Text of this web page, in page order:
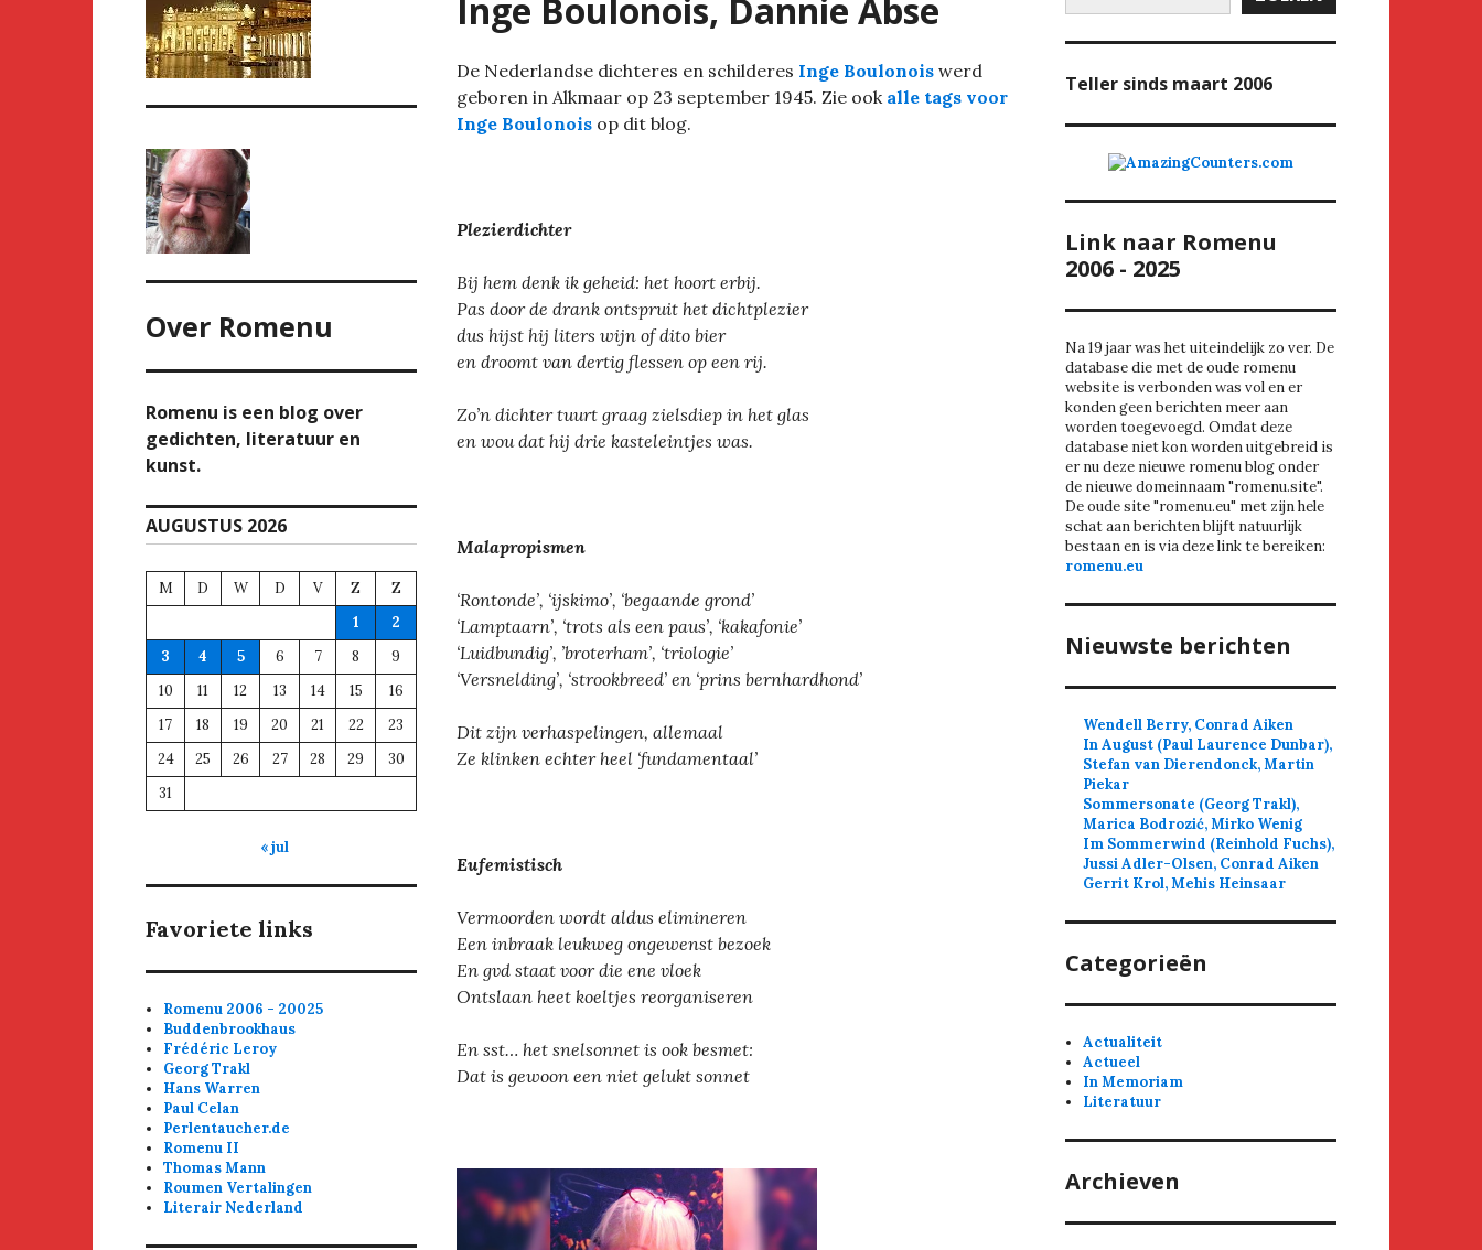
Inge Boulonois, Dannie Abse
De Nederlandse dichteres en schilderes Inge Boulonois werd
geboren in Alkmaar op 23 september 1945. Zie ook alle tags voor
Inge Boulonois op dit blog.
Plezierdichter
Bij hem denk ik geheid: het hoort erbij.
Pas door de drank ontspruit het dichtplezier
dus hijst hij liters wijn of dito bier
en droomt van dertig flessen op een rij.
Zo’n dichter tuurt graag zielsdiep in het glas
en wou dat hij drie kasteleintjes was.
Malapropismen
‘Rontonde’, ‘ijskimo’, ‘begaande grond’
‘Lamptaarn’, ‘trots als een paus’, ‘kakafonie’
‘Luidbundig’, ’broterham’, ‘triologie’
‘Versnelding’, ‘strookbreed’ en ‘prins bernhardhond’
Dit zijn verhaspelingen, allemaal
Ze klinken echter heel ‘fundamentaal’
Eufemistisch
Vermoorden wordt aldus elimineren
Een inbraak leukweg ongewenst bezoek
En gvd staat voor die ene vloek
Ontslaan heet koeltjes reorganiseren
En sst… het snelsonnet is ook besmet:
Dat is gewoon een niet gelukt sonnet
Over Romenu
Romenu is een blog over
gedichten, literatuur en
kunst.
AUGUSTUS 2026
M D W D V Z
Z
1
2
3
4 5 6 7 8
9
10
11 12 13 14 15
16
17
18 19 20 21 22
23
24
25 26 27 28 29
30
31
« jul
Favoriete links
Romenu 2006 - 20025
Buddenbrookhaus
Frédéric Leroy
Georg Trakl
Hans Warren
Paul Celan
Perlentaucher.de
Romenu II
Thomas Mann
Roumen Vertalingen
Literair Nederland
Teller sinds maart 2006
Link naar Romenu
2006 - 2025
Na 19 jaar was het uiteindelijk zo ver. De
database die met de oude romenu
website is verbonden was vol en er
konden geen berichten meer aan
worden toegevoegd. Omdat deze
database niet kon worden uitgebreid is
er nu deze nieuwe romenu blog onder
de nieuwe domeinnaam "romenu.site".
De oude site "romenu.eu" met zijn hele
schat aan berichten blijft natuurlijk
bestaan en is via deze link te bereiken:
romenu.eu
Nieuwste berichten
Wendell Berry, Conrad Aiken
In August (Paul Laurence Dunbar),
Stefan van Dierendonck, Martin
Piekar
Sommersonate (Georg Trakl),
Marica Bodrozić, Mirko Wenig
Im Sommerwind (Reinhold Fuchs),
Jussi Adler-Olsen, Conrad Aiken
Gerrit Krol, Mehis Heinsaar
Categorieën
Actualiteit
Actueel
In Memoriam
Literatuur
Archieven